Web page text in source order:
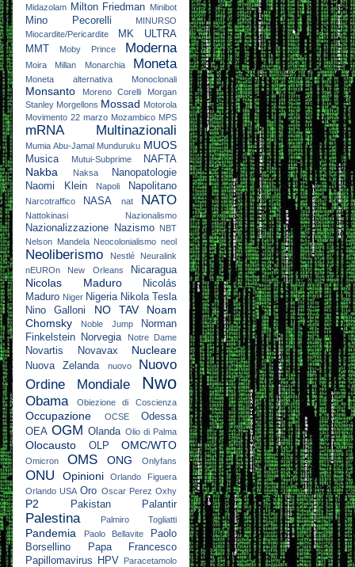
Midazolam Milton Friedman Minibot
Mino Pecorelli
MINURSO
Miocardite/Pericardite
MK ULTRA
MMT
Moby Prince Moderna
Moira Millan Monarchia Moneta
Moneta alternativa Monoclonali
Monsanto Moreno Corelli
Morgan
Stanley Morgellons Mossad Motorola
Movimento 22 marzo Mozambico MPS
mRNA Multinazionali
Mumia Abu-Jamal Munduruku MUOS
Musica Mutui-Subprime NAFTA
Nakba Naksa
Nanopatologie
Naomi Klein
Napoli Napolitano
Narcotraffico NASA nat NATO
Nattokinasi Nazionalismo
Nazionalizzazione Nazismo
NBT
Nelson Mandela Neocolonialismo neol
Neoliberismo Nestlé
Neuralink
nEUROn
New Orleans Nicaragua
Nicolas Maduro
Nicolás
Maduro Niger Nigeria Nikola Tesla
Nino Galloni
NO TAV
Noam
Chomsky
Noble Jump
Norman
Finkelstein
Norvegia Notre Dame
Novartis Novavax Nucleare
Nuova Zelanda nuovo
Nuovo
Ordine Mondiale
Nwo
Obama Obiezione di Coscienza
Occupazione OCSE
Odessa
OEA OGM Olanda Olio di Palma
Olocausto OLP OMC/WTO
Omicron OMS ONG Onlyfans
ONU Opinioni
Orlando Figuera
Orlando USA Oro Oscar Perez Oxhy
P2 Pakistan Palantir
Palestina Palmiro Togliatti
Pandemia Paolo Bellavite
Paolo
Borsellino
Papa Francesco
Papillomavirus HPV Paracetamolo